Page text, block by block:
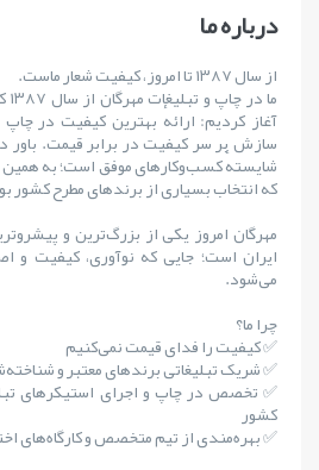
درباره ما
از سال ۱۳۸۷ تا امروز، کیفیت شعار ماست.
آغاز کردیم: ارائهٔ بهترین کیفیت در
سازش بر سر کیفیت در برابر قیمت. باور
که انتخاب بسیاری از برندهای مطرح کشور
مهرگان امروز یکی از بزرگ‌ترین و
ایران است؛ جایی که نوآوری، کیفیت و
می‌شود.
چرا ما؟
✅ کیفیت را فدای قیمت نمی‌کنیم
✅ شریک تبلیغاتی برندهای معتبر و
✅ تخصص در چاپ و اجرای استیکرهای
کشور
✅ بهره‌مندی از تیم متخصص و کارگاه‌های